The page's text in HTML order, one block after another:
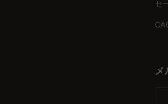
セ
メ